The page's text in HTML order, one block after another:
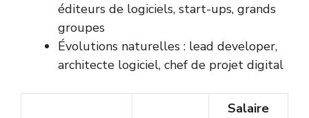
éditeurs de logiciels, start-ups, grands
groupes
Évolutions naturelles : lead developer,
architecte logiciel, chef de projet digital
Salaire